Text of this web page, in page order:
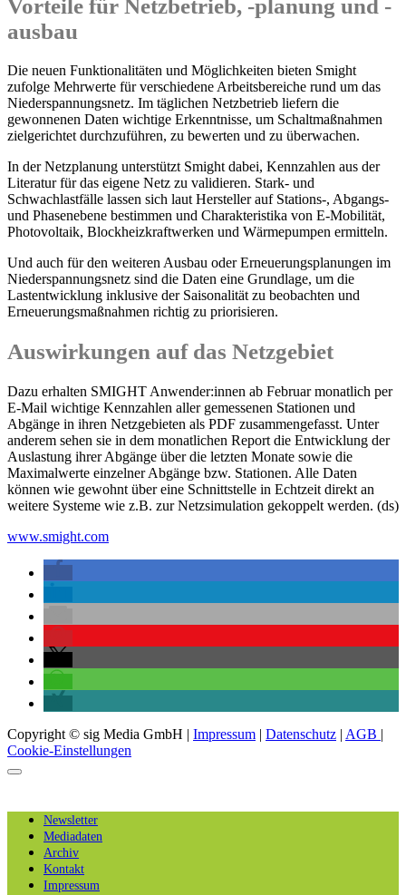
Vorteile für Netzbetrieb, -planung und -
ausbau
Die neuen Funktionalitäten und Möglichkeiten bieten Smight
zufolge Mehrwerte für verschiedene Arbeitsbereiche rund um das
Niederspannungsnetz. Im täglichen Netzbetrieb liefern die
gewonnenen Daten wichtige Erkenntnisse, um Schaltmaßnahmen
zielgerichtet durchzuführen, zu bewerten und zu überwachen.
In der Netzplanung unterstützt Smight dabei, Kennzahlen aus der
Literatur für das eigene Netz zu validieren. Stark- und
Schwachlastfälle lassen sich laut Hersteller auf Stations-, Abgangs-
und Phasenebene bestimmen und Charakteristika von E-Mobilität,
Photovoltaik, Blockheizkraftwerken und Wärmepumpen ermitteln.
Und auch für den weiteren Ausbau oder Erneuerungsplanungen im
Niederspannungsnetz sind die Daten eine Grundlage, um die
Lastentwicklung inklusive der Saisonalität zu beobachten und
Erneuerungsmaßnahmen richtig zu priorisieren.
Auswirkungen auf das Netzgebiet
Dazu erhalten SMIGHT Anwender:innen ab Februar monatlich per
E-Mail wichtige Kennzahlen aller gemessenen Stationen und
Abgänge in ihren Netzgebieten als PDF zusammengefasst. Unter
anderem sehen sie in dem monatlichen Report die Entwicklung der
Auslastung ihrer Abgänge über die letzten Monate sowie die
Maximalwerte einzelner Abgänge bzw. Stationen. Alle Daten
können wie gewohnt über eine Schnittstelle in Echtzeit direkt an
weitere Systeme wie z.B. zur Netzsimulation gekoppelt werden. (ds)
www.smight.com
Copyright © sig Media GmbH | Impressum | Datenschutz | AGB |
Cookie-Einstellungen
Newsletter
Mediadaten
Archiv
Kontakt
Impressum